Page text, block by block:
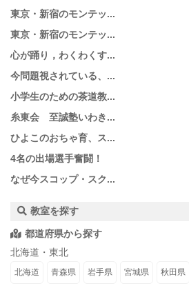
東京・新宿のモンテッ...
東京・新宿のモンテッ...
心が踊り，わくわくす...
今問題視されている、...
小学生のための茶道教...
糸東会 至誠塾いわき...
ひよこのおちゃ育、ス...
4名の出場選手奮闘！
なぜ今スコップ・スク...
教室を探す
都道府県から探す
北海道・東北
北海道 青森県 岩手県 宮城県 秋田県